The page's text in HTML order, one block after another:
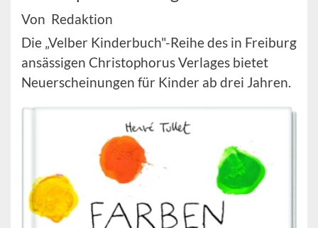
Von Redaktion
Die „Velber Kinderbuch"-Reihe des in Freiburg
ansässigen Christophorus Verlages bietet
Neuerscheinungen für Kinder ab drei Jahren.